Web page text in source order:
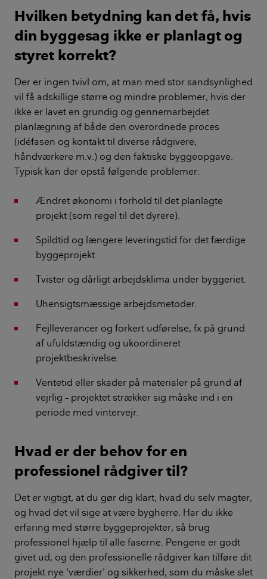
Hvilken betydning kan det få, hvis
din byggesag ikke er planlagt og
styret korrekt?
Der er ingen tvivl om, at man med stor sandsynlighed
vil få adskillige større og mindre problemer, hvis der
ikke er lavet en grundig og gennemarbejdet
planlægning af både den overordnede proces
(idéfasen og kontakt til diverse rådgivere,
håndværkere m.v.) og den faktiske byggeopgave.
Typisk kan der opstå følgende problemer:
Ændret økonomi i forhold til det planlagte
projekt (som regel til det dyrere).
Spildtid og længere leveringstid for det færdige
byggeprojekt.
Tvister og dårligt arbejdsklima under byggeriet.
Uhensigtsmæssige arbejdsmetoder.
Fejlleverancer og forkert udførelse, fx på grund
af ufuldstændig og ukoordineret
projektbeskrivelse.
Ventetid eller skader på materialer på grund af
vejrlig – projektet strækker sig måske ind i en
periode med vintervejr.
Hvad er der behov for en
professionel rådgiver til?
Det er vigtigt, at du gør dig klart, hvad du selv magter,
og hvad det vil sige at være bygherre. Har du ikke
erfaring med større byggeprojekter, så brug
professionel hjælp til alle faserne. Pengene er godt
givet ud, og den professionelle rådgiver kan tilføre dit
projekt nye 'værdier' og sikkerhed, som du måske slet